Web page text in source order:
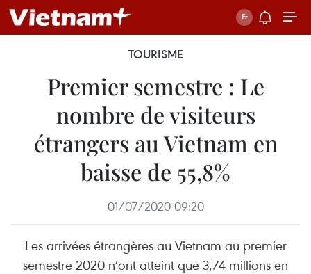
TOURISME
Premier semestre : Le
nombre de visiteurs
étrangers au Vietnam en
baisse de 55,8%
01/07/2020 09:20
Les arrivées étrangères au Vietnam au premier
semestre 2020 n’ont atteint que 3,74 millions en